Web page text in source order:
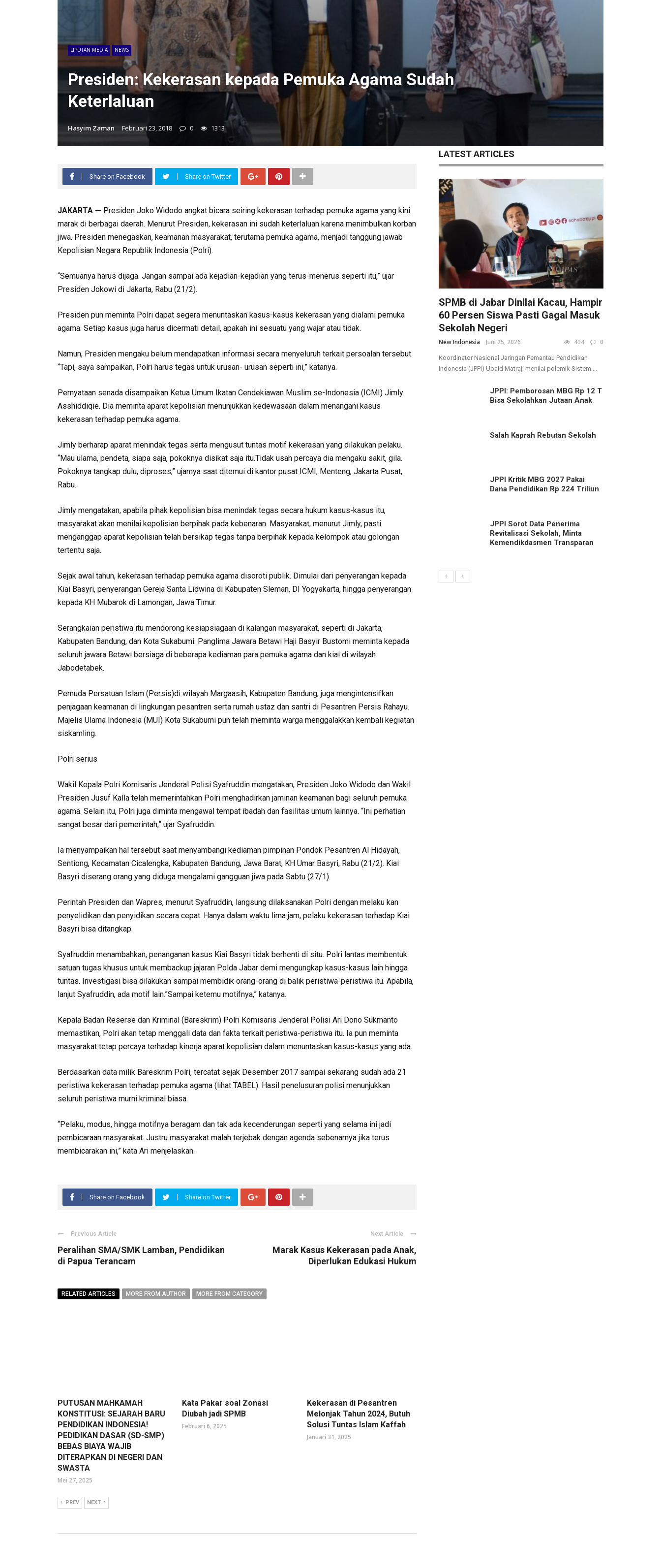
LIPUTAN MEDIA NEWS
Presiden: Kekerasan kepada Pemuka Agama Sudah
Keterlaluan
Hasyim Zaman Februari 23, 2018 0 1313
Share on Facebook Share on Twitter
JAKARTA — Presiden Joko Widodo angkat bicara seiring kekerasan terhadap pemuka agama yang kini
marak di berbagai daerah. Menurut Presiden, kekerasan ini sudah keterlaluan karena menimbulkan korban
jiwa. Presiden menegaskan, keamanan masyarakat, terutama pemuka agama, menjadi tanggung jawab
Kepolisian Negara Republik Indonesia (Polri).
“Semuanya harus dijaga. Jangan sampai ada kejadian-kejadian yang terus-menerus seperti itu,” ujar
Presiden Jokowi di Jakarta, Rabu (21/2).
Presiden pun meminta Polri dapat segera menuntaskan kasus-kasus kekerasan yang dialami pemuka
agama. Setiap kasus juga harus dicermati detail, apakah ini sesuatu yang wajar atau tidak.
Namun, Presiden mengaku belum mendapatkan informasi secara menyeluruh terkait persoalan tersebut.
“Tapi, saya sampaikan, Polri harus tegas untuk urusan- urusan seperti ini,” katanya.
Pernyataan senada disampaikan Ketua Umum Ikatan Cendekiawan Muslim se-Indonesia (ICMI) Jimly
Asshiddiqie. Dia meminta aparat kepolisian menunjukkan kedewasaan dalam menangani kasus
kekerasan terhadap pemuka agama.
Jimly berharap aparat menindak tegas serta mengusut tuntas motif kekerasan yang dilakukan pelaku.
“Mau ulama, pendeta, siapa saja, pokoknya disikat saja itu.Tidak usah percaya dia mengaku sakit, gila.
Pokoknya tangkap dulu, diproses,” ujarnya saat ditemui di kantor pusat ICMI, Menteng, Jakarta Pusat,
Rabu.
Jimly mengatakan, apabila pihak kepolisian bisa menindak tegas secara hukum kasus-kasus itu,
masyarakat akan menilai kepolisian berpihak pada kebenaran. Masyarakat, menurut Jimly, pasti
menganggap aparat kepolisian telah bersikap tegas tanpa berpihak kepada kelompok atau golongan
tertentu saja.
Sejak awal tahun, kekerasan terhadap pemuka agama disoroti publik. Dimulai dari penyerangan kepada
Kiai Basyri, penyerangan Gereja Santa Lidwina di Kabupaten Sleman, DI Yogyakarta, hingga penyerangan
kepada KH Mubarok di Lamongan, Jawa Timur.
Serangkaian peristiwa itu mendorong kesiapsiagaan di kalangan masyarakat, seperti di Jakarta,
Kabupaten Bandung, dan Kota Sukabumi. Panglima Jawara Betawi Haji Basyir Bustomi meminta kepada
seluruh jawara Betawi bersiaga di beberapa kediaman para pemuka agama dan kiai di wilayah
Jabodetabek.
Pemuda Persatuan Islam (Persis)di wilayah Margaasih, Kabupaten Bandung, juga mengintensifkan
penjagaan keamanan di lingkungan pesantren serta rumah ustaz dan santri di Pesantren Persis Rahayu.
Majelis Ulama Indonesia (MUI) Kota Sukabumi pun telah meminta warga menggalakkan kembali kegiatan
siskamling.
Polri serius
Wakil Kepala Polri Komisaris Jenderal Polisi Syafruddin mengatakan, Presiden Joko Widodo dan Wakil
Presiden Jusuf Kalla telah memerintahkan Polri menghadirkan jaminan keamanan bagi seluruh pemuka
agama. Selain itu, Polri juga diminta mengawal tempat ibadah dan fasilitas umum lainnya. “Ini perhatian
sangat besar dari pemerintah,” ujar Syafruddin.
Ia menyampaikan hal tersebut saat menyambangi kediaman pimpinan Pondok Pesantren Al Hidayah,
Sentiong, Kecamatan Cicalengka, Kabupaten Bandung, Jawa Barat, KH Umar Basyri, Rabu (21/2). Kiai
Basyri diserang orang yang diduga mengalami gangguan jiwa pada Sabtu (27/1).
Perintah Presiden dan Wapres, menurut Syafruddin, langsung dilaksanakan Polri dengan melaku kan
penyelidikan dan penyidikan secara cepat. Hanya dalam waktu lima jam, pelaku kekerasan terhadap Kiai
Basyri bisa ditangkap.
Syafruddin menambahkan, penanganan kasus Kiai Basyri tidak berhenti di situ. Polri lantas membentuk
satuan tugas khusus untuk membackup jajaran Polda Jabar demi mengungkap kasus-kasus lain hingga
tuntas. Investigasi bisa dilakukan sampai membidik orang-orang di balik peristiwa-peristiwa itu. Apabila,
lanjut Syafruddin, ada motif lain.”Sampai ketemu motifnya,” katanya.
Kepala Badan Reserse dan Kriminal (Bareskrim) Polri Komisaris Jenderal Polisi Ari Dono Sukmanto
memastikan, Polri akan tetap menggali data dan fakta terkait peristiwa-peristiwa itu. Ia pun meminta
masyarakat tetap percaya terhadap kinerja aparat kepolisian dalam menuntaskan kasus-kasus yang ada.
Berdasarkan data milik Bareskrim Polri, tercatat sejak Desember 2017 sampai sekarang sudah ada 21
peristiwa kekerasan terhadap pemuka agama (lihat TABEL). Hasil penelusuran polisi menunjukkan
seluruh peristiwa murni kriminal biasa.
“Pelaku, modus, hingga motifnya beragam dan tak ada kecenderungan seperti yang selama ini jadi
pembicaraan masyarakat. Justru masyarakat malah terjebak dengan agenda sebenarnya jika terus
membicarakan ini,” kata Ari menjelaskan.
Share on Facebook Share on Twitter
Previous Article
Peralihan SMA/SMK Lamban, Pendidikan
di Papua Terancam
Next Article
Marak Kasus Kekerasan pada Anak,
Diperlukan Edukasi Hukum
RELATED ARTICLES MORE FROM AUTHOR MORE FROM CATEGORY
PUTUSAN MAHKAMAH
KONSTITUSI: SEJARAH BARU
PENDIDIKAN INDONESIA!
PEDIDIKAN DASAR (SD-SMP)
BEBAS BIAYA WAJIB
DITERAPKAN DI NEGERI DAN
SWASTA
Mei 27, 2025
Kata Pakar soal Zonasi
Diubah jadi SPMB
Februari 6, 2025
Kekerasan di Pesantren
Melonjak Tahun 2024, Butuh
Solusi Tuntas Islam Kaffah
Januari 31, 2025
PREV NEXT
LATEST ARTICLES
SPMB di Jabar Dinilai Kacau, Hampir
60 Persen Siswa Pasti Gagal Masuk
Sekolah Negeri
New Indonesia Juni 25, 2026 494 0
Koordinator Nasional Jaringan Pemantau Pendidikan
Indonesia (JPPI) Ubaid Matraji menilai polemik Sistem ...
JPPI: Pemborosan MBG Rp 12 T
Bisa Sekolahkan Jutaan Anak
Salah Kaprah Rebutan Sekolah
JPPI Kritik MBG 2027 Pakai
Dana Pendidikan Rp 224 Triliun
JPPI Sorot Data Penerima
Revitalisasi Sekolah, Minta
Kemendikdasmen Transparan